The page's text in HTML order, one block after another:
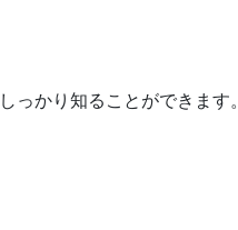
っかり知ることができます。